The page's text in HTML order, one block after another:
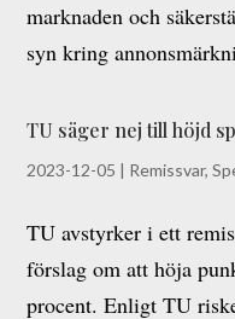
marknaden och
syn kring
TU säger nej till höjd
2023-12-05 | Remissvar,
TU avstyrker i ett
förslag om att höja
procent. Enligt TU